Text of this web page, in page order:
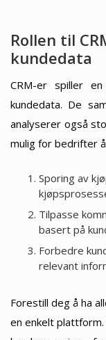
Rollen til
kundedata
CRM-er spiller
kundedata. De
analyserer også
mulig for bedrifter
Sporing av
Tilpasse
basert på
Forbedre
relevant
Forestill deg å ha
en enkelt